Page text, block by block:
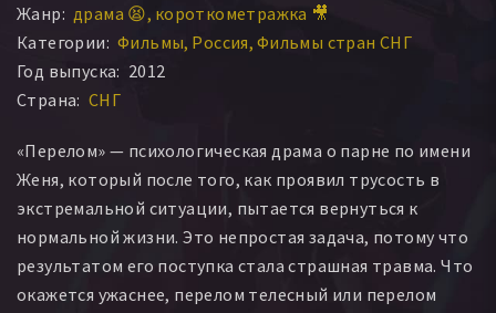
Жанр: драма 😫 короткометражка 🎥
Категории: Фильмы Россия Фильмы стран СНГ
Год выпуска: 2012
Страна: СНГ
«Перелом» — психологическая драма о парне по имени
Женя, который после того, как проявил трусость в
экстремальной ситуации, пытается вернуться к
нормальной жизни. Это непростая задача, потому что
результатом его поступка стала страшная травма. Что
окажется ужаснее, перелом телесный или перелом